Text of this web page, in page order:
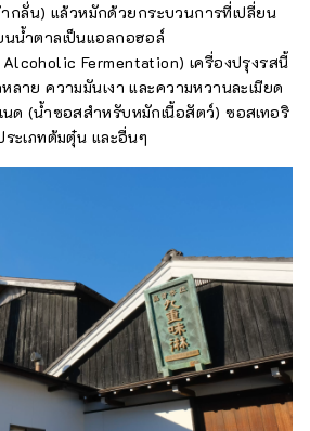
กลั่น) แล้วหมักด้วยกระบวนการที่เปลี่ยน
นน้ำตาลเป็นแอลกอฮอล์
Fermentation) เครื่องปรุงรสนี้
าย ความมันเงา และความหวานละเมียด
ด (น้ำซอสสำหรับหมักเนื้อสัตว์) ซอสเทอริ
ะเภทต้มตุ๋น และอื่นๆ